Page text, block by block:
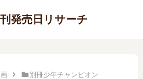
発売日リサーチ
別冊少年チャンピオン